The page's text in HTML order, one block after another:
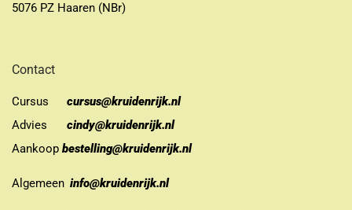
5076 PZ Haaren (NBr)
Contact
Cursus
cursus@kruidenrijk.nl
Advies
cindy@kruidenrijk.nl
Aankoop bestelling@kruidenrijk.nl
Algemeen info@kruidenrijk.nl